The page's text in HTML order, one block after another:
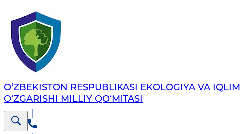
O‘ZBEKISTON RESPUBLIKASI EKOLOGIYA VA IQLIM
O‘ZGARISHI MILLIY QO‘MITASI